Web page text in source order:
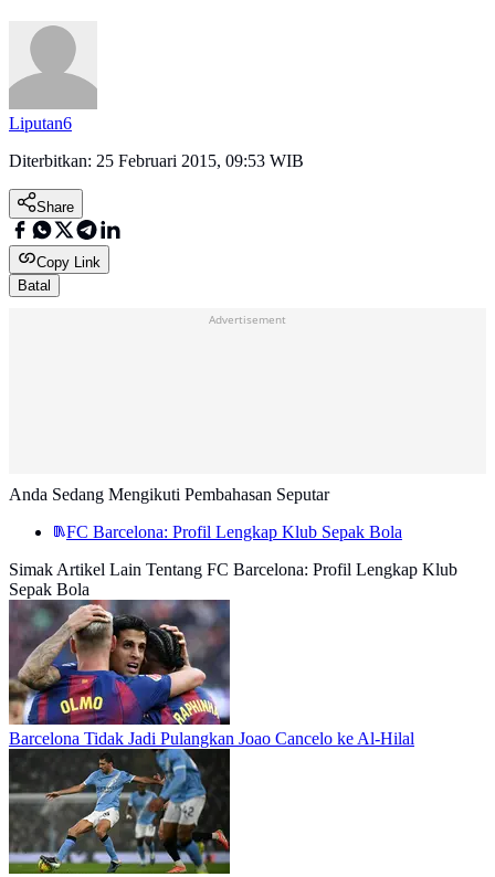
Liputan6
Diterbitkan: 25 Februari 2015, 09:53 WIB
Share
Copy Link
Batal
Advertisement
Anda Sedang Mengikuti Pembahasan Seputar
FC Barcelona: Profil Lengkap Klub Sepak Bola
Simak Artikel Lain Tentang FC Barcelona: Profil Lengkap Klub
Sepak Bola
Barcelona Tidak Jadi Pulangkan Joao Cancelo ke Al-Hilal